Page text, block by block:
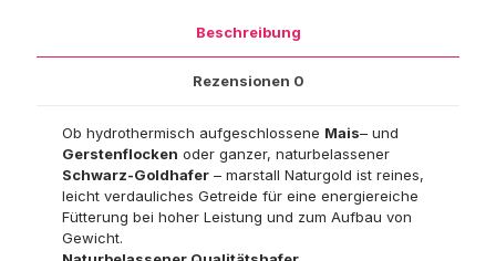
Beschreibung
Rezensionen 0
Ob hydrothermisch aufgeschlossene Mais– und
Gerstenflocken oder ganzer, naturbelassener
Schwarz-Goldhafer – marstall Naturgold ist reines,
leicht verdauliches Getreide für eine energiereiche
Fütterung bei hoher Leistung und zum Aufbau von
Gewicht.